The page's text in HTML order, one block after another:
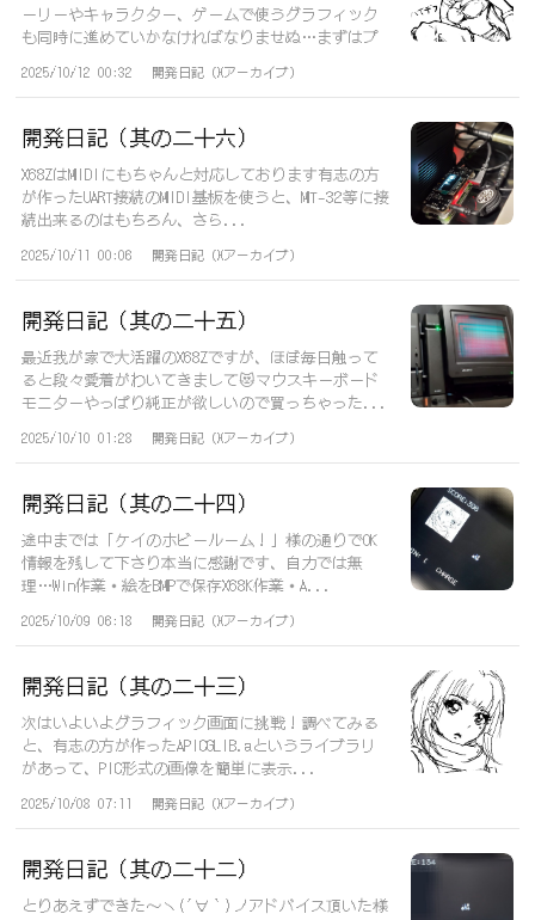
ーリーやキャラクター、ゲームで使うグラフィック
も同時に進めていかなければなりませぬ…まずはプ
2025/10/12 00:32 開発日記（Xアーカイブ）
開発日記（其の二十六）
X68ZはMIDIにもちゃんと対応しております有志の方
が作ったUART接続のMIDI基板を使うと、MT-32等に接
続出来るのはもちろん、さら...
2025/10/11 00:06 開発日記（Xアーカイブ）
開発日記（其の二十五）
最近我が家で大活躍のX68Zですが、ほぼ毎日触って
ると段々愛着がわいてきまして😻マウスキーボード
モニターやっぱり純正が欲しいので買っちゃった...
2025/10/10 01:28 開発日記（Xアーカイブ）
開発日記（其の二十四）
途中までは「ケイのホビールーム！」様の通りでOK
情報を残して下さり本当に感謝です、自力では無
理…Win作業・絵をBMPで保存X68K作業・A...
2025/10/09 06:18 開発日記（Xアーカイブ）
開発日記（其の二十三）
次はいよいよグラフィック画面に挑戦！調べてみる
と、有志の方が作ったAPICGLIB.aというライブラリ
があって、PIC形式の画像を簡単に表示...
2025/10/08 07:11 開発日記（Xアーカイブ）
開発日記（其の二十二）
とりあえずできた～ヽ(´∀｀)ノアドバイス頂いた様